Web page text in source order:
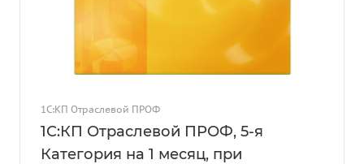
1С:КП Отраслевой ПРОФ
1С:КП Отраслевой ПРОФ, 5-я
Категория на 1 месяц, при